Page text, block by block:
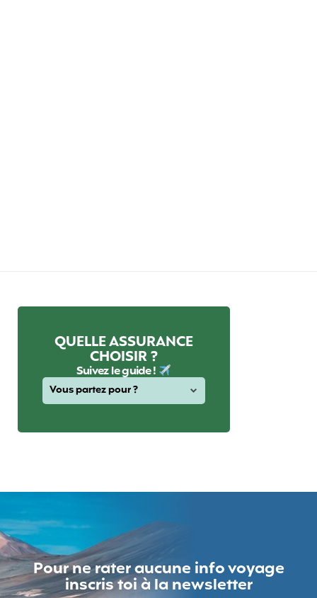
QUELLE ASSURANCE
CHOISIR ?
Suivez le guide !
Pour ne rater aucune info voyage
inscris toi à la newsletter